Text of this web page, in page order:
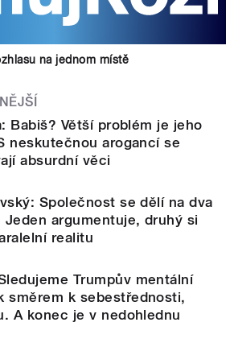
na jednom místě
Babiš? Větší problém je jeho
neskutečnou arogancí se
absurdní věci
Společnost se dělí na dva
Jeden argumentuje, druhý si
realitu
Trumpův mentální
směrem k sebestřednosti,
A konec je v nedohlednu